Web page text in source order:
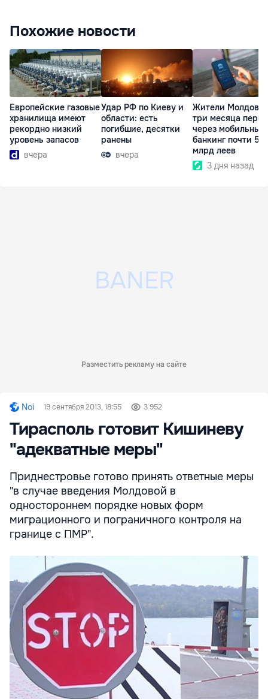
Похожие новости
Европейские газовые
хранилища имеют
рекордно низкий
уровень запасов
вчера
Удар РФ по Киеву и
области: есть
погибшие, десятки
ранены
вчера
Жители Молдовы
три месяца
через мобильный
банкинг почти 50
млрд леев
3 дня назад
Разместить рекламу на сайте
Noi 19 сентября 2013, 18:55 3 952
Тирасполь готовит Кишиневу
"адекватные меры"
Приднестровье готово принять ответные меры
"в случае введения Молдовой в
одностороннем порядке новых форм
миграционного и пограничного контроля на
границе с ПМР".